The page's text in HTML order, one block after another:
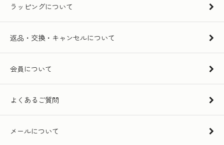
ラッピングについて
返品・交換・キャンセルについて
会員について
よくあるご質問
メールについて